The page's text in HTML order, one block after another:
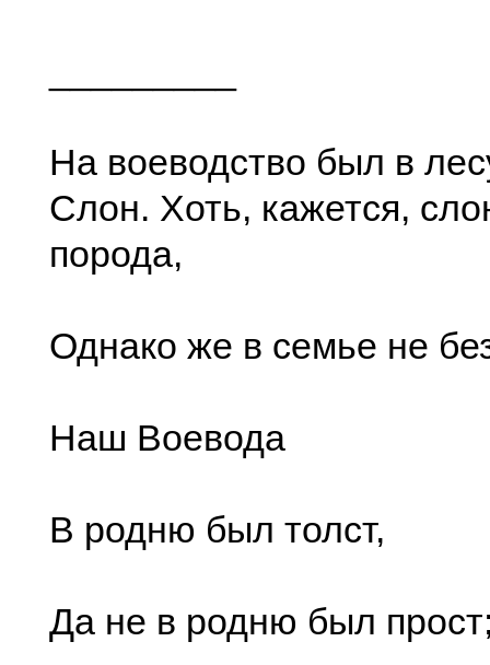
На воеводство был в
Слон. Хоть, кажется,
порода,
Однако же в семье не
Наш Воевода
В родню был толст,
Да не в родню был